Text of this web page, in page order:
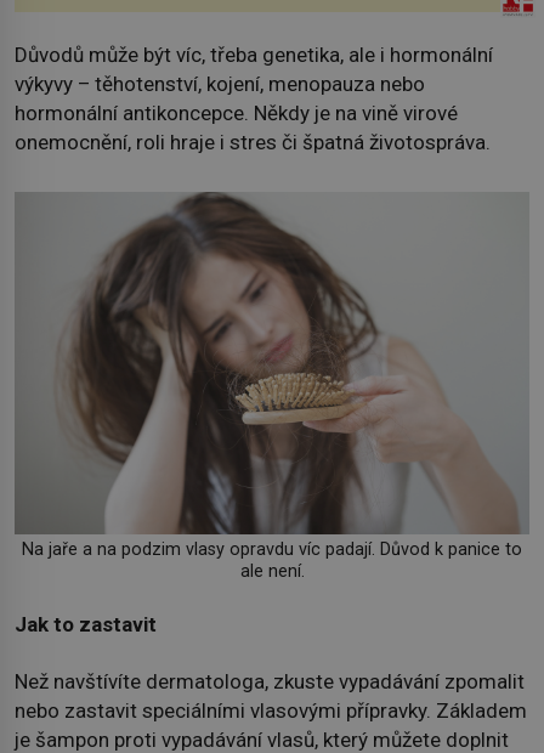
Důvodů může být víc, třeba genetika, ale i hormonální
výkyvy – těhotenství, kojení, menopauza nebo
hormonální antikoncepce. Někdy je na vině virové
onemocnění, roli hraje i stres či špatná životospráva.
Na jaře a na podzim vlasy opravdu víc padají. Důvod k panice to
ale není.
Jak to zastavit
Než navštívíte dermatologa, zkuste vypadávání zpomalit
nebo zastavit speciálními vlasovými přípravky. Základem
je šampon proti vypadávání vlasů, který můžete doplnit